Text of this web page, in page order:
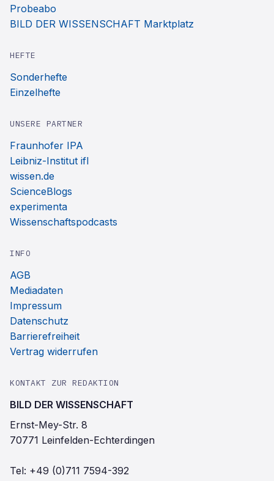
Probeabo
BILD DER WISSENSCHAFT Marktplatz
HEFTE
Sonderhefte
Einzelhefte
UNSERE PARTNER
Fraunhofer IPA
Leibniz-Institut ifl
wissen.de
ScienceBlogs
experimenta
Wissenschaftspodcasts
INFO
AGB
Mediadaten
Impressum
Datenschutz
Barrierefreiheit
Vertrag widerrufen
KONTAKT ZUR REDAKTION
BILD DER WISSENSCHAFT
Ernst-Mey-Str. 8
70771 Leinfelden-Echterdingen
Tel: +49 (0)711 7594-392